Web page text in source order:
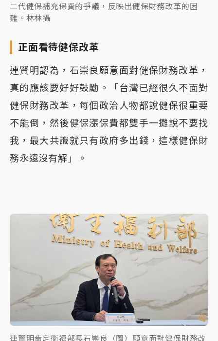
二代健保補充保費的爭議，反映出健保財務改革的困
難。林林攝
正面看待健保改革
連賢明認為，石崇良願意面對健保財務改革，
真的應該要好好鼓勵。「台灣已經很久不面對
健保財務改革，每個政治人物都說健保很重要
不能倒，然後健保漲保費都雙手一攤說不要找
我，最大共識就只有政府多出錢，這樣健保財
務永遠沒有解」。
連賢明肯定衛福部長石崇良（圖）願意面對健保財務改